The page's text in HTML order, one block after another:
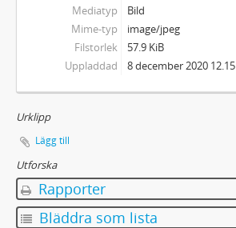
Mediatyp
Bild
Mime-typ
image/jpeg
Filstorlek
57.9 KiB
Uppladdad
8 december 2020 12.15
Urklipp
Lägg till
Utforska
Rapporter
Bläddra som lista